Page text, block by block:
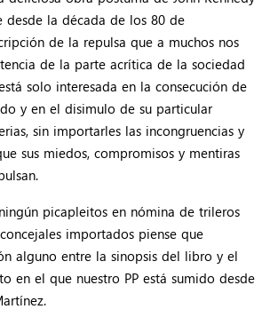
desde la década de los 80 de
de la repulsa que a muchos nos
de la parte acrítica de la sociedad
solo interesada en la consecución de
y en el disimulo de su particular
sin importarles las incongruencias y
sus miedos, compromisos y mentiras
picapleitos en nómina de trileros
importados piense que
alguno entre la sinopsis del libro y el
en el que nuestro PP está sumido desde